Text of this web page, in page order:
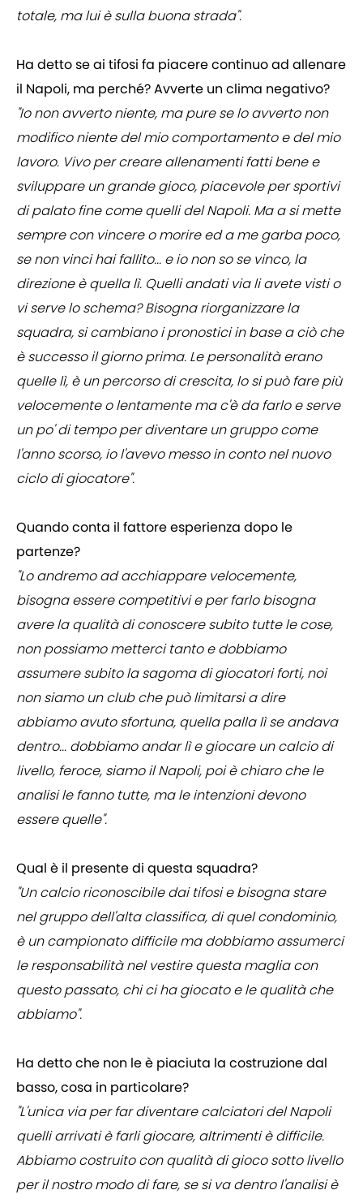
totale, ma lui è sulla buona strada".
Ha detto se ai tifosi fa piacere continuo ad allenare
il Napoli, ma perché? Avverte un clima negativo?
"Io non avverto niente, ma pure se lo avverto non
modifico niente del mio comportamento e del mio
lavoro. Vivo per creare allenamenti fatti bene e
sviluppare un grande gioco, piacevole per sportivi
di palato fine come quelli del Napoli. Ma a si mette
sempre con vincere o morire ed a me garba poco,
se non vinci hai fallito... e io non so se vinco, la
direzione è quella lì. Quelli andati via li avete visti o
vi serve lo schema? Bisogna riorganizzare la
squadra, si cambiano i pronostici in base a ciò che
è successo il giorno prima. Le personalità erano
quelle lì, è un percorso di crescita, lo si può fare più
velocemente o lentamente ma c'è da farlo e serve
un po' di tempo per diventare un gruppo come
l'anno scorso, io l'avevo messo in conto nel nuovo
ciclo di giocatore".
Quando conta il fattore esperienza dopo le
partenze?
"Lo andremo ad acchiappare velocemente,
bisogna essere competitivi e per farlo bisogna
avere la qualità di conoscere subito tutte le cose,
non possiamo metterci tanto e dobbiamo
assumere subito la sagoma di giocatori forti, noi
non siamo un club che può limitarsi a dire
abbiamo avuto sfortuna, quella palla lì se andava
dentro... dobbiamo andar lì e giocare un calcio di
livello, feroce, siamo il Napoli, poi è chiaro che le
analisi le fanno tutte, ma le intenzioni devono
essere quelle".
Qual è il presente di questa squadra?
"Un calcio riconoscibile dai tifosi e bisogna stare
nel gruppo dell'alta classifica, di quel condominio,
è un campionato difficile ma dobbiamo assumerci
le responsabilità nel vestire questa maglia con
questo passato, chi ci ha giocato e le qualità che
abbiamo".
Ha detto che non le è piaciuta la costruzione dal
basso, cosa in particolare?
"L'unica via per far diventare calciatori del Napoli
quelli arrivati è farli giocare, altrimenti è difficile.
Abbiamo costruito con qualità di gioco sotto livello
per il nostro modo di fare, se si va dentro l'analisi è